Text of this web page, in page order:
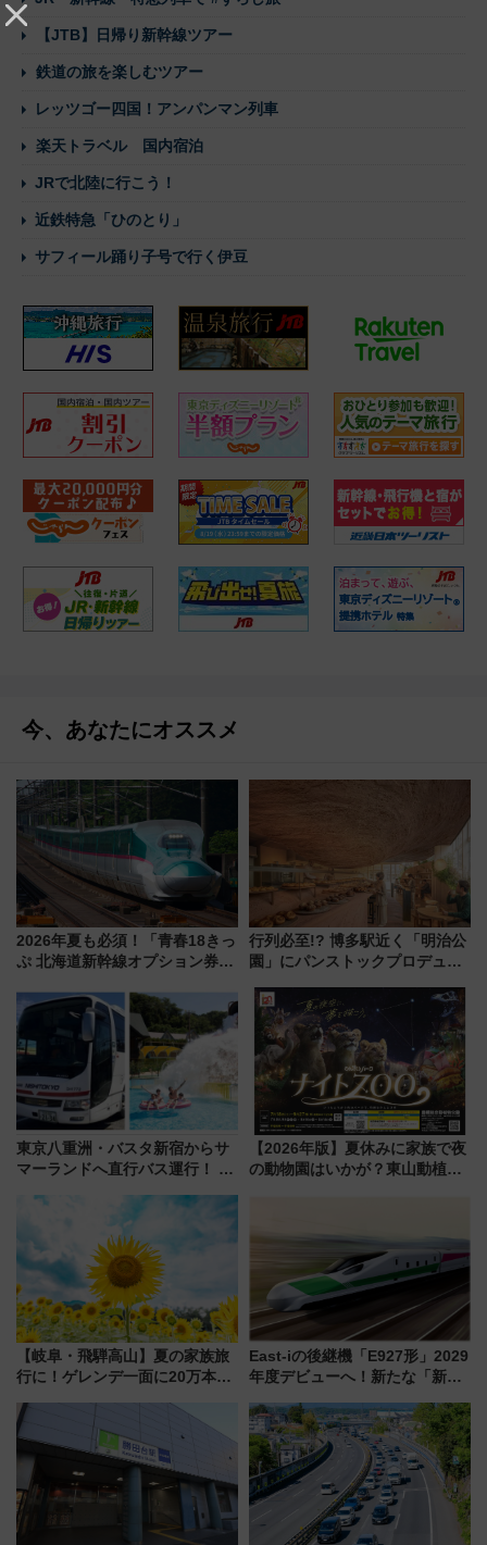
【JTB】日帰り新幹線ツアー
鉄道の旅を楽しむツアー
レッツゴー四国！アンパンマン列車
楽天トラベル 国内宿泊
JRで北陸に行こう！
近鉄特急「ひのとり」
サフィール踊り子号で行く伊豆
今、あなたにオススメ
2026年夏も必須！「青春18きっ
ぷ 北海道新幹線オプション券」
の罠
行列必至!? 博多駅近く「明治公
園」にパンストックプロデュー
オープン 秋からはビストロ営業
も！
東京八重洲・バスタ新宿からサ
マーランドへ直行バス運行！ お
推し活を楽しもう！（2026年
【2026年版】夏休みに家族で夜
の動物園はいかが？東山動植物
【岐阜・飛騨高山】夏の家族旅
行に！ゲレンデ一面に20万本の
アひまわり園」開園
East-iの後継機「E927形」2029
年度デビューへ！新たな「新幹
説【JR東日本】